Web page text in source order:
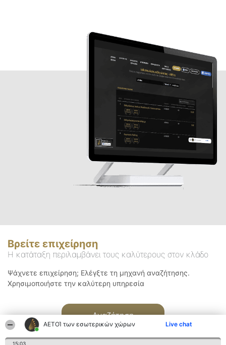
ΑΕΤΟΊ των εσωτερικών χώρων Live chat
15:03
Βρείτε επιχείρηση
Η κατάταξη περιλαμβάνει τους καλύτερους στον κλάδο
Ψάχνετε επιχείρηση; Ελέγξτε τη μηχανή αναζήτησης.
Χρησιμοποιήστε την καλύτερη υπηρεσία
Αναζήτηση